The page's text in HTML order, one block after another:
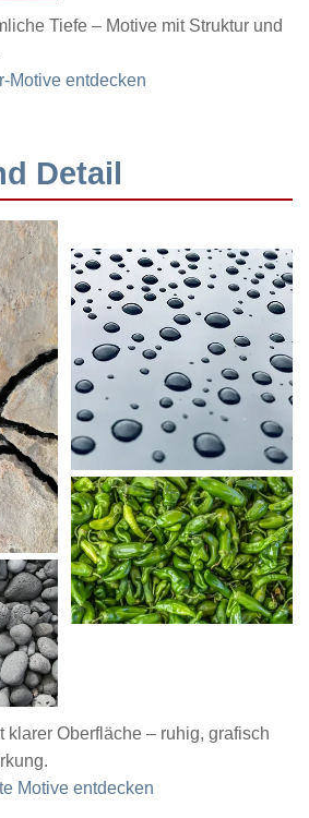
Tiefe – Motive mit Struktur und
Motive entdecken
Detail
klarer Oberfläche – ruhig, grafisch
Motive entdecken